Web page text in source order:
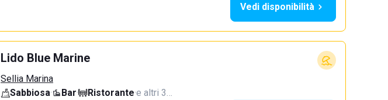
Vedi disponibilità
Lido Blue Marine
Sellia Marina
Sabbiosa· Bar· Ristorante·e altri 3…